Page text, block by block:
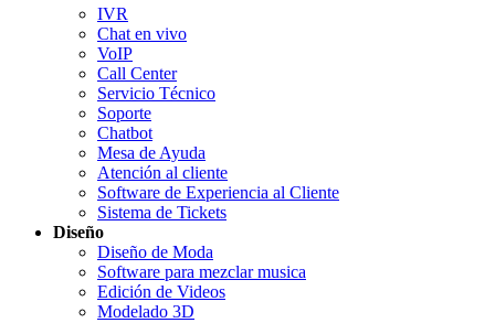
IVR
Chat en vivo
VoIP
Call Center
Servicio Técnico
Soporte
Chatbot
Mesa de Ayuda
Atención al cliente
Software de Experiencia al Cliente
Sistema de Tickets
Diseño
Diseño de Moda
Software para mezclar musica
Edición de Videos
Modelado 3D